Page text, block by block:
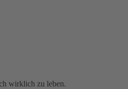
wirklich zu leben.